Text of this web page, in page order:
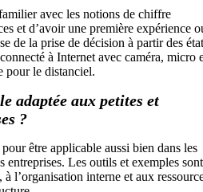
avec les notions de chiffre
et d’avoir une première expérience
de la prise de décision à partir des
à Internet avec caméra, micro
pour le distanciel.
adaptée aux petites et
?
être applicable aussi bien dans les
entreprises. Les outils et exemples sont
l’organisation interne et aux